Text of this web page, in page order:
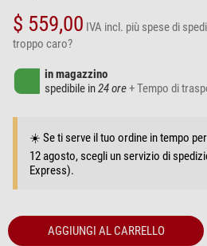
$ 559,00 IVA incl. più spese di
troppo caro?
in magazzino
spedibile in24 ore+ Tempo di
☀️ Se ti serve il tuo ordine in tempo
12 agosto, scegli un servizio di
Express).
AGGIUNGI AL CARRELLO